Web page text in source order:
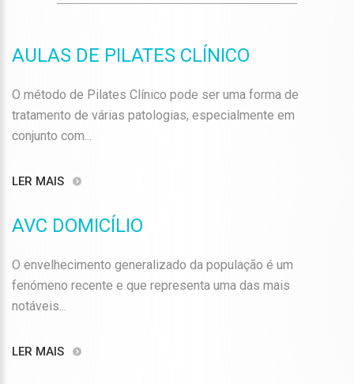
AULAS DE PILATES CLÍNICO
O método de Pilates Clínico pode ser uma forma de
tratamento de várias patologias, especialmente em
conjunto com...
LER MAIS
AVC DOMICÍLIO
O envelhecimento generalizado da população é um
fenómeno recente e que representa uma das mais
notáveis...
LER MAIS